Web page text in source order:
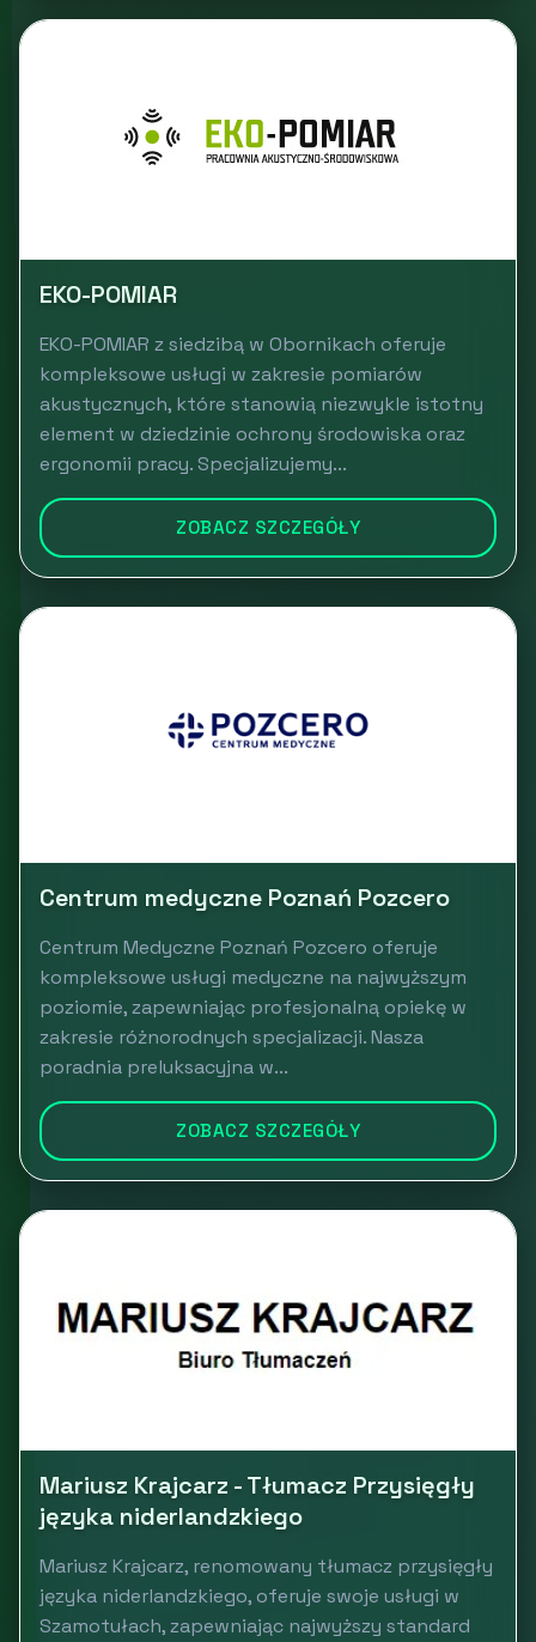
EKO-POMIAR
EKO-POMIAR z siedzibą w Obornikach oferuje
kompleksowe usługi w zakresie pomiarów
akustycznych, które stanowią niezwykle istotny
element w dziedzinie ochrony środowiska oraz
ergonomii pracy. Specjalizujemy...
ZOBACZ SZCZEGÓŁY
Centrum medyczne Poznań Pozcero
Centrum Medyczne Poznań Pozcero oferuje
kompleksowe usługi medyczne na najwyższym
poziomie, zapewniając profesjonalną opiekę w
zakresie różnorodnych specjalizacji. Nasza
poradnia preluksacyjna w...
ZOBACZ SZCZEGÓŁY
Mariusz Krajcarz - Tłumacz Przysięgły
języka niderlandzkiego
Mariusz Krajcarz, renomowany tłumacz przysięgły
języka niderlandzkiego, oferuje swoje usługi w
Szamotułach, zapewniając najwyższy standard